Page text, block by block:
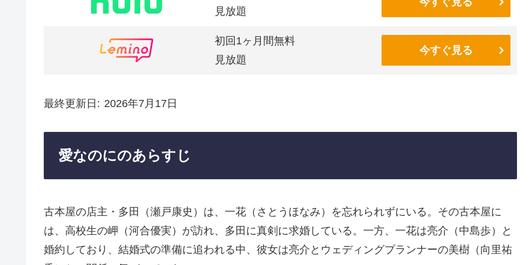
見放題
初回1ヶ月間無料
見放題
今すぐ見る
最終更新日 2026年7月17日
愛なのにのあらすじ
古本屋の店主・多田（瀬戸康史）は、一花（さとうほなみ）を忘れられずにいる。その古本屋に
は、高校生の岬（河合優実）が訪れ、多田に真剣に求婚している。一方、一花は亮介（中島歩）と
婚約しており、結婚式の準備に追われる中、彼女は亮介とウェディングプランナーの美樹（向里祐